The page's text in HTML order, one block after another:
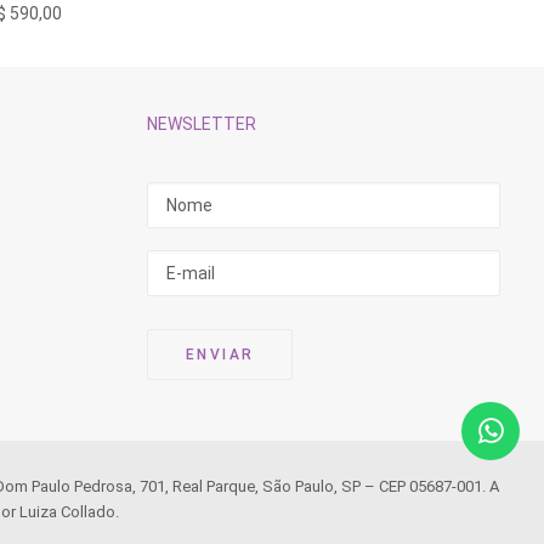
590,00
NEWSLETTER
Paulo Pedrosa, 701, Real Parque, São Paulo, SP – CEP 05687-001. A
Luiza Collado.